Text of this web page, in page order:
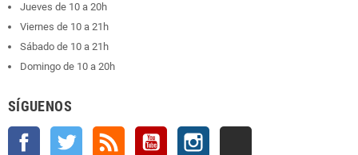
Jueves de 10 a 20h
Viernes de 10 a 21h
Sábado de 10 a 21h
Domingo de 10 a 20h
SÍGUENOS
Facebook Twitter YouTube